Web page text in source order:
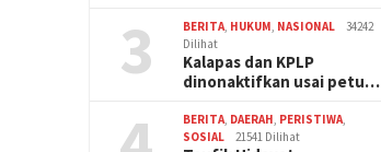
3 BERITA, HUKUM, NASIONAL
34242
Dilihat
Kalapas dan KPLP
dinonaktifkan usai petu…
BERITA, DAERAH, PERISTIWA,
SOSIAL
21541 Dilihat